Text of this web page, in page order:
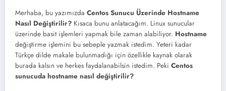
Merhaba, bu yazımızda Centos Sunucu Üzerinde Hostname
Nasıl Değiştirilir? Kısaca bunu anlatacağım. Linux sunucular
üzerinde basit işlemleri yapmak bile zaman alabiliyor. Hostname
değiştirme işlemini bu sebeple yazmak istedim. Yeteri kadar
Türkçe dilde makale bulunmadığı için özellikle kaynak olarak
burada kalsın ve herkes faydalanabilsin istedim. Peki Centos
sunucuda hostname nasıl değiştirilir?